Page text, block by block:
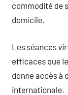
commodité de
domicile.
Les séances
efficaces que
donne accès à
internationale.